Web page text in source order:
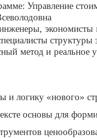
Управление
экономисты
структуры
метод и реальное
логику «нового»
основы для